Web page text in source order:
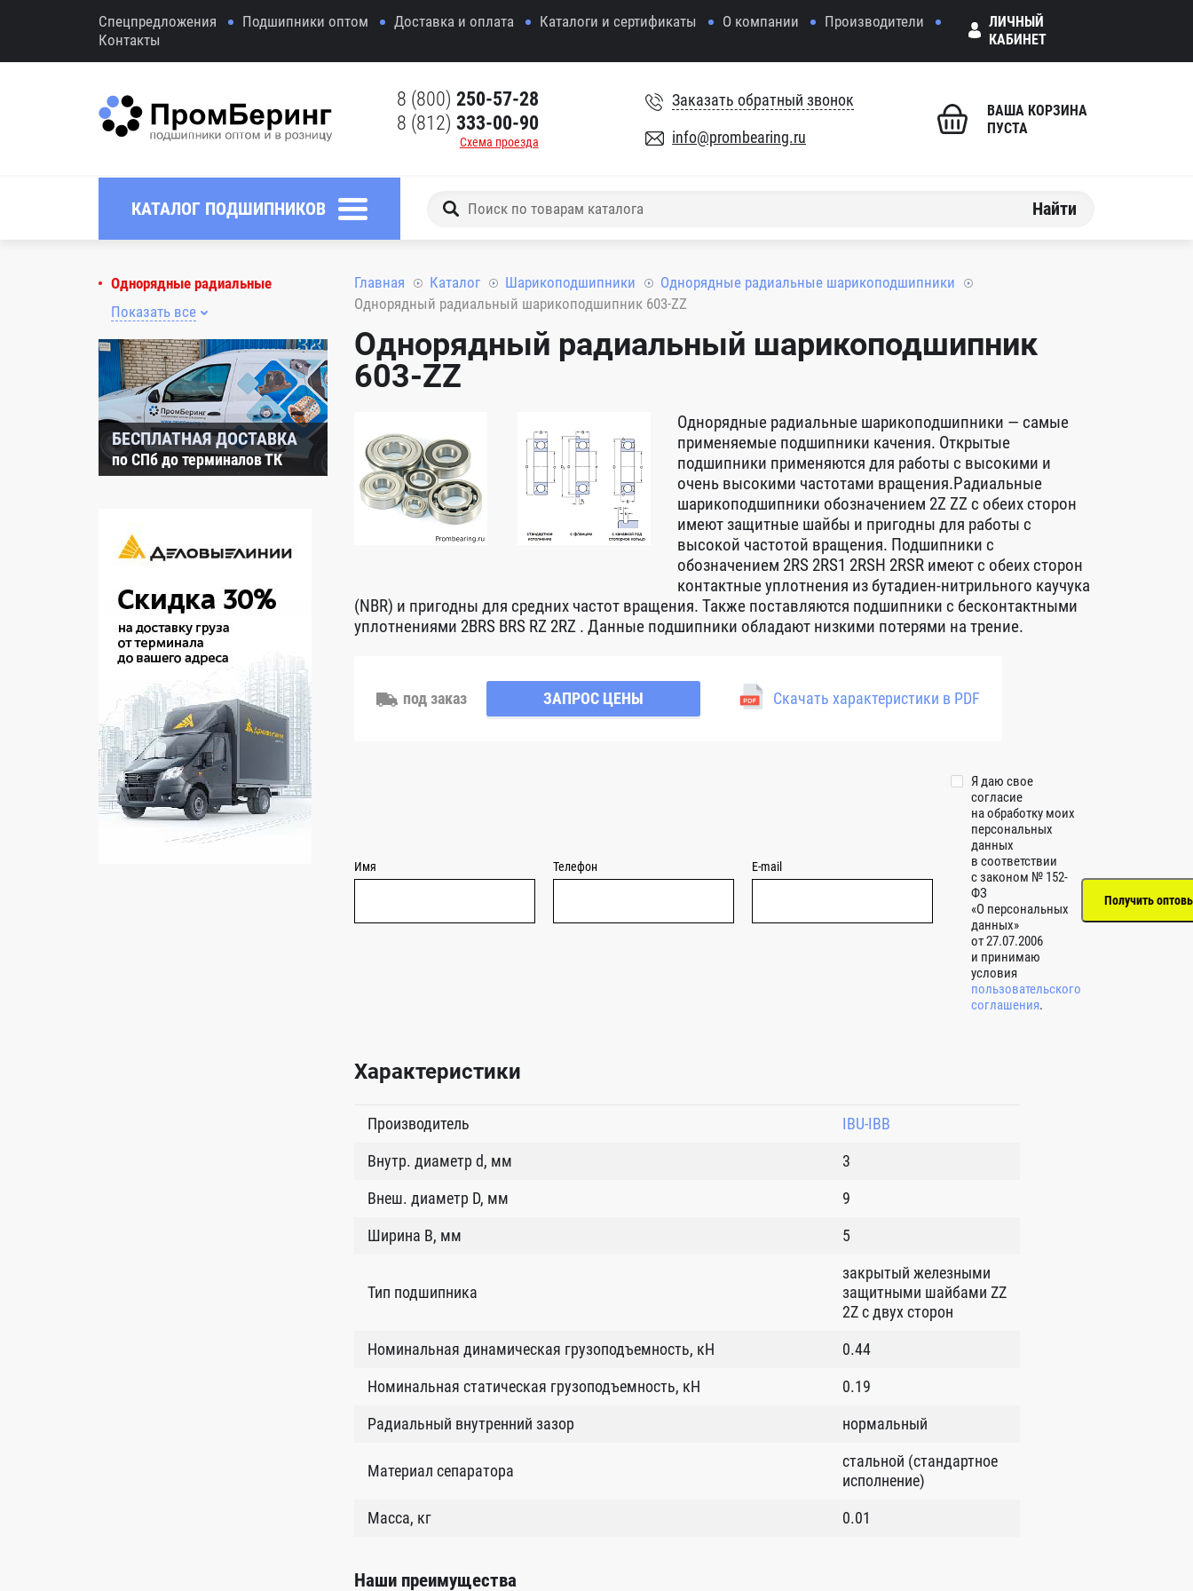
Спецпредложения Подшипники оптом Доставка и оплата Каталоги и сертификаты О компании
Производители
Контакты
ЛИЧНЫЙ
КАБИНЕТ
8 (800) 250-57-28
8 (812) 333-00-90
Схема проезда
Заказать обратный звонок
info@prombearing.ru
ВАША КОРЗИНА
ПУСТА
КАТАЛОГ ПОДШИПНИКОВ Найти
Однорядные радиальные
Показать все
БЕСПЛАТНАЯ ДОСТАВКА
по СПб до терминалов ТК
Главная Каталог Шарикоподшипники
Однорядные радиальные шарикоподшипники
Однорядный радиальный шарикоподшипник 603-ZZ
Однорядный радиальный шарикоподшипник
603-ZZ
Однорядные радиальные шарикоподшипники — самые
применяемые подшипники качения. Открытые
подшипники применяются для работы с высокими и
очень высокими частотами вращения.Радиальные
шарикоподшипники обозначением 2Z ZZ с обеих сторон
имеют защитные шайбы и пригодны для работы с
высокой частотой вращения. Подшипники с
обозначением 2RS 2RS1 2RSH 2RSR имеют с обеих сторон
контактные уплотнения из бутадиен-нитрильного каучука
(NBR) и пригодны для средних частот вращения. Также поставляются подшипники с бесконтактными
уплотнениями 2BRS BRS RZ 2RZ . Данные подшипники обладают низкими потерями на трение.
под заказ ЗАПРОС ЦЕНЫ Скачать характеристики в PDF
Имя Телефон E-mail
Я даю свое
согласие
на обработку моих
персональных
данных
в соответствии
с законом № 152-
ФЗ
«О персональных
данных»
от 27.07.2006
и принимаю
условия
пользовательского
соглашения.
Характеристики
Производитель
IBU-IBB
Внутр. диаметр d, мм
3
Внеш. диаметр D, мм
9
Ширина B, мм
5
Тип подшипника
закрытый железными
защитными шайбами ZZ
2Z c двух сторон
Номинальная динамическая грузоподъемность, кН
0.44
Номинальная статическая грузоподъемность, кН
0.19
Радиальный внутренний зазор
нормальный
Материал сепаратора
стальной (стандартное
исполнение)
Масса, кг
0.01
Наши преимущества